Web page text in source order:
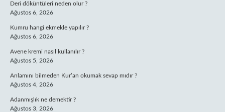
Deri döküntüleri neden olur ?
Ağustos 6, 2026
Kumru hangi ekmekle yapılır ?
Ağustos 6, 2026
Avene kremi nasıl kullanılır ?
Ağustos 5, 2026
Anlamını bilmeden Kur’an okumak sevap mıdır ?
Ağustos 4, 2026
Adanmışlık ne demektir ?
Ağustos 3, 2026